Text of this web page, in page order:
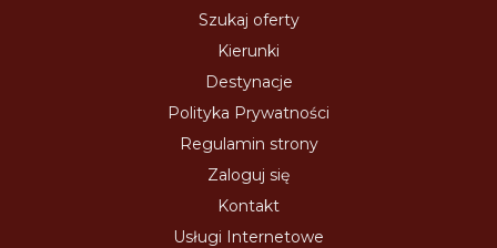
Szukaj oferty
Kierunki
Destynacje
Polityka Prywatności
Regulamin strony
Zaloguj się
Kontakt
Usługi Internetowe